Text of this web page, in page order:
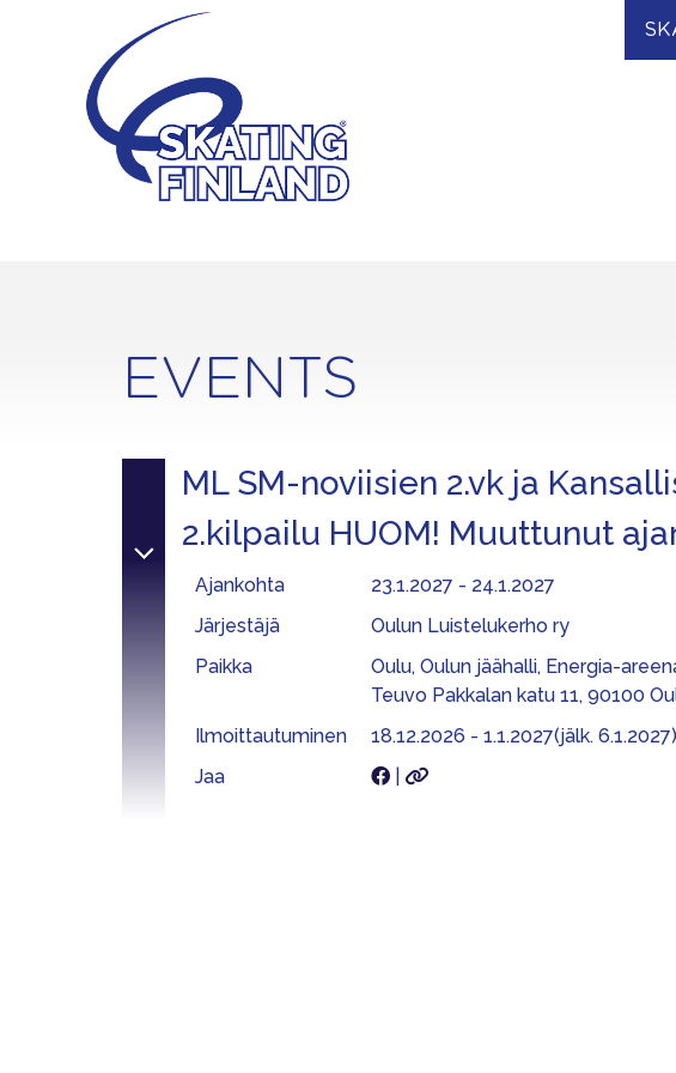
EVENTS
ML SM-noviisien 2.vk ja
2.kilpailu HUOM! Muuttunut
Ajankohta
23.1.2027 - 24.1.2027
Järjestäjä
Oulun Luistelukerho ry
Paikka
Oulu, Oulun jäähalli, Energia-
Teuvo Pakkalan katu 11, 90100
Ilmoittautuminen
18.12.2026 - 1.1.2027(jälk. 6.1.2027)
Jaa